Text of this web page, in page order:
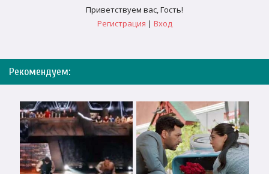
Приветствуем вас,Гость!
Регистрация | Вход
Рекомендуем: